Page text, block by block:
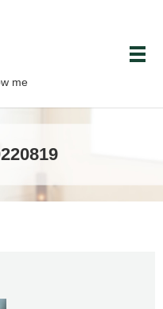
me
メ